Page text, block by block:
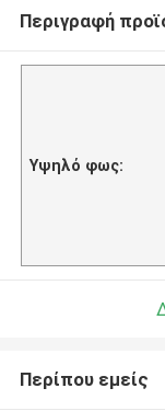
Περιγραφή
Υψηλό φως:
Περίπου εμείς